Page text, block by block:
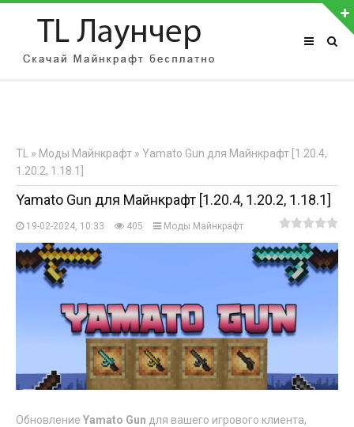
АВТОРИЗАЦИЯ НА САЙТЕ
Регистрация
TL » Моды Майнкрафт » Yamato Gun для Майнкрафт [1.20.4,
1.20.2, 1.18.1]
Yamato Gun для Майнкрафт [1.20.4, 1.20.2, 1.18.1]
19-02-2024, 10:33 405 Моды Майнкрафт
Обновление Yamato Gun для вашего игрового клиента,